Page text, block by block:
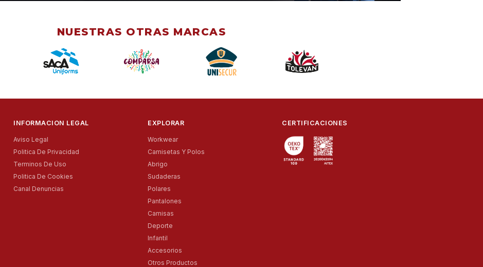
NUESTRAS OTRAS MARCAS
INFORMACION LEGAL
Aviso Legal
Politica De Privacidad
Terminos De Uso
Politica De Cookies
Canal Denuncias
EXPLORAR
Workwear
Camisetas Y Polos
Abrigo
Sudaderas
Polares
Pantalones
Camisas
Deporte
Infantil
Accesorios
Otros Productos
CERTIFICACIONES